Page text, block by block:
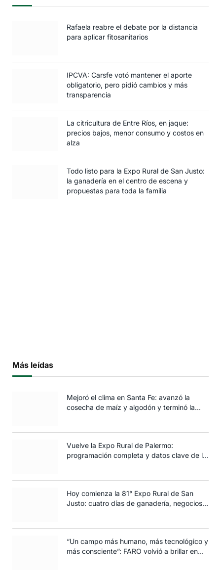
Rafaela reabre el debate por la distancia
para aplicar fitosanitarios
IPCVA: Carsfe votó mantener el aporte
obligatorio, pero pidió cambios y más
transparencia
La citricultura de Entre Ríos, en jaque:
precios bajos, menor consumo y costos en
alza
Todo listo para la Expo Rural de San Justo:
la ganadería en el centro de escena y
propuestas para toda la familia
Más leídas
Mejoró el clima en Santa Fe: avanzó la
cosecha de maíz y algodón y terminó la
Vuelve la Expo Rural de Palermo:
programación completa y datos clave de la
Hoy comienza la 81° Expo Rural de San
Justo: cuatro días de ganadería, negocios y
“Un campo más humano, más tecnológico y
más consciente”: FARO volvió a brillar en